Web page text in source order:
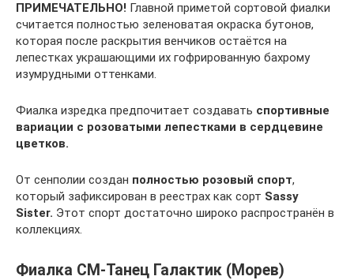
ПРИМЕЧАТЕЛЬНО! Главной приметой сортовой фиалки
считается полностью зеленоватая окраска бутонов,
которая после раскрытия венчиков остаётся на
лепестках украшающими их гофрированную бахрому
изумрудными оттенками.
Фиалка изредка предпочитает создавать спортивные
вариации с розоватыми лепестками в сердцевине
цветков.
От сенполии создан полностью розовый спорт,
который зафиксирован в реестрах как сорт Sassy
Sister. Этот спорт достаточно широко распространён в
коллекциях.
Фиалка СМ-Танец Галактик (Морев)